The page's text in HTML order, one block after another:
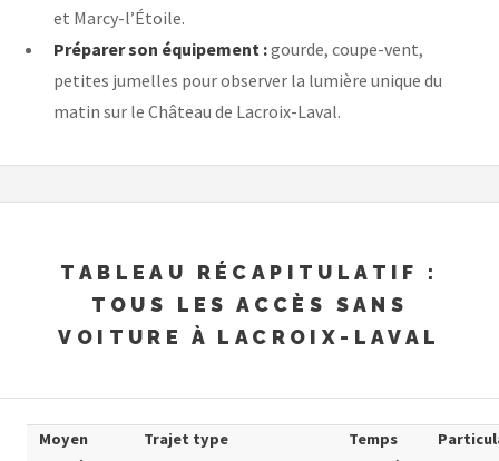
et Marcy-l’Étoile.
Préparer son équipement :gourde, coupe-vent,
petites jumelles pour observer la lumière unique du
matin sur le Château de Lacroix-Laval.
TABLEAU RÉCAPITULATIF :
TOUS LES ACCÈS SANS
VOITURE À LACROIX-LAVAL
Moyen
Trajet type
Temps